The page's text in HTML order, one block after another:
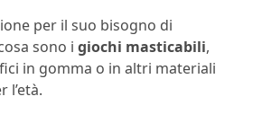
per il suo bisogno di
sono i giochi masticabili,
in gomma o in altri materiali
l’età.